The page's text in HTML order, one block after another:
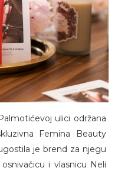
ulici održana
Femina Beauty
je brend za njegu
i vlasnicu Neli